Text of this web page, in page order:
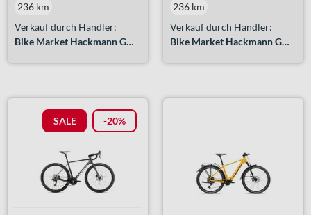
Verkauf durch Händler:
Bike Market Hackmann GmbH
236 km
Verkauf durch Händler:
Bike Market Hackmann GmbH
236 km
SALE -20%